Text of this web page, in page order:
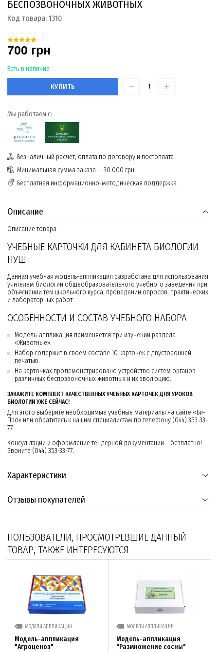
БЕСПОЗВОНОЧНЫХ ЖИВОТНЫХ
Код товара: 1310
1
700 грн
Есть в наличие
КУПИТЬ
Мы работаем с:
Безналичный расчет, оплата по договору и постоплата
Минимальная сумма заказа — 30 000 грн
Бесплатная информационно-методическая поддержка
Описание
Описание товара:
УЧЕБНЫЕ КАРТОЧКИ ДЛЯ КАБИНЕТА БИОЛОГИИ
НУШ
Данная учебная модель-аппликация разработана для использования
учителем биологии общеобразовательного учебного заведения при
объяснении тем школьного курса, проведении опросов, практических
и лабораторных работ.
ОСОБЕННОСТИ И СОСТАВ УЧЕБНОГО НАБОРА
Модель-аппликация применяется при изучении раздела
«Животные».
Набор содержит в своем составе 10 карточек с двусторонней
печатью.
На карточках продемонстрировано устройство систем органов
различных беспозвоночных животных и их эволюцию.
ЗАКАЖИТЕ КОМПЛЕКТ КАЧЕСТВЕННЫХ УЧЕБНЫХ КАРТОЧЕК ДЛЯ УРОКОВ
БИОЛОГИИ УЖЕ СЕЙЧАС!
Для этого выберите необходимые учебные материалы на сайте «Би-
Про» или обратитесь к нашим специалистам по телефону (044) 353-33-
77.
Консультации и оформление тендерной документации – безплатно!
Звоните (044) 353-33-77.
Характеристики
Отзывы покупателей
ПОЛЬЗОВАТЕЛИ, ПРОСМОТРЕВШИЕ ДАННЫЙ
ТОВАР, ТАКЖЕ ИНТЕРЕСУЮТСЯ
МОДЕЛИ АППЛИКАЦИИ
Модель-аппликация
"Агроценоз"
МОДЕЛИ АППЛИКАЦИИ
Модель-аппликация
"Размножение сосны"